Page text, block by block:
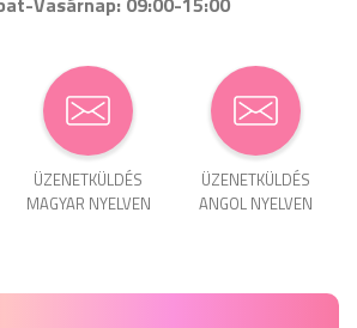
ÜZENET­KÜLDÉS
MAGYAR NYELVEN
ÜZENET­KÜLDÉS
ANGOL NYELVEN